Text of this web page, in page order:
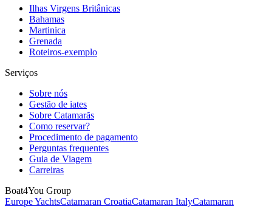
Ilhas Virgens Britânicas
Bahamas
Martinica
Grenada
Roteiros-exemplo
Serviços
Sobre nós
Gestão de iates
Sobre Catamarãs
Como reservar?
Procedimento de pagamento
Perguntas frequentes
Guia de Viagem
Carreiras
Boat4You Group
Europe YachtsCatamaran CroatiaCatamaran ItalyCatamaran